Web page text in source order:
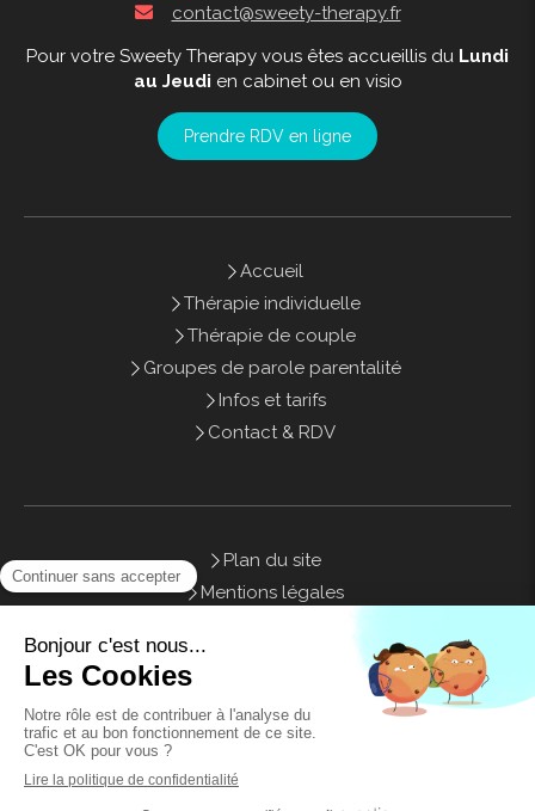
contact@sweety-therapy.fr
Pour votre Sweety Therapy vous êtes accueillis du Lundi
au Jeudi en cabinet ou en visio
Prendre RDV en ligne
Accueil
Thérapie individuelle
Thérapie de couple
Groupes de parole parentalité
Infos et tarifs
Contact & RDV
Plan du site
Mentions légales
©2021 Sweety Therapy - Psychothérapie Marseille